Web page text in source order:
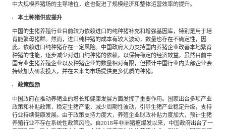
中大规模养猪场的主导地位，这也促进了规模经济和整体运营效率的提升。
本土种猪供应提升
中国的生猪养殖行业目前较为依赖进口的纯种猪补充和增强基因库，特别是用于培
育能繁母猪群。然而，进口纯种猪的成本有较大波动，数量也存在不确定性，因
此，依赖进口纯种猪存在一定风险。中国政府大力支持国内养猪企业改善本地繁育
种猪的性能，逐步减少对进口纯种猪的依赖，以保持稳定的经济效益。虽然目前中
国专业生猪养殖企业以及种猪企业的数量相对有限，但预计中国行业内头部企业会
持续加大研发投入，并在未来向市场提供更多优质的种猪。
政策鼓励
中国政府在推动养猪业的增长和健康发展方面发挥了重要作用。国家出台多项产业
政策和补贴政策，稳定生猪产能，减少周期性波动，引导生猪产业稳定升级，支持
行业持续健康发展。由于政策支持力度大，养殖企业财政补贴力度加大，预计生猪
养殖行业不存在系统性政策风险。自2018年非洲猪瘟爆发以来，中国政府出台了一